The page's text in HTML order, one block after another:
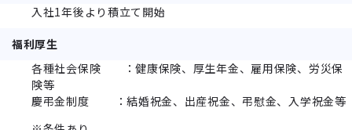
入社1年後より積立て開始
福利厚生
各種社会保険 ：健康保険、厚生年金、雇用保険、労災保
険等
慶弔金制度 ：結婚祝金、出産祝金、弔慰金、入学祝金等